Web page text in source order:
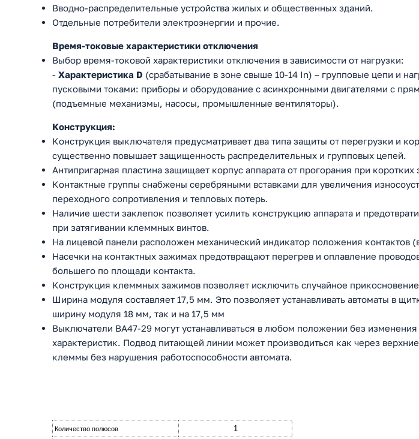
Вводно-распределительные устройства жилых и общественных зданий.
Отдельные потребители электроэнергии и прочие.
Время-токовые характеристики отключения
Выбор время-токовой характеристики отключения в зависимости от нагрузки:
- Характеристика D (срабатывание в зоне свыше 10-14 In) – групповые цепи и
пусковыми токами: приборы и оборудование с асинхронными двигателями с
(подъемные механизмы, насосы, промышленные вентиляторы).
Конструкция:
Конструкция выключателя предусматривает два типа защиты от перегрузки и
существенно повышает защищенность распределительных и групповых цепей.
Антипригарная пластина защищает корпус аппарата от прогорания при коротких
Контактные группы снабжены серебряными вставками для увеличения
переходного сопротивления и тепловых потерь.
Наличие шести заклепок позволяет усилить конструкцию аппарата и
при затягивании клеммных винтов.
На лицевой панели расположен механический индикатор положения контактов
Насечки на контактных зажимах предотвращают перегрев и оплавление
большего по площади контакта.
Конструкция клеммных зажимов позволяет исключить случайное
Ширина модуля составляет 17,5 мм. Это позволяет устанавливать автоматы в
ширину модуля 18 мм, так и на 17,5 мм
Выключатели ВА47-29 могут устанавливаться в любом положении без
характеристик. Подвод питающей линии может производиться как через
клеммы без нарушения работоспособности автомата.
Количество полюсов 1